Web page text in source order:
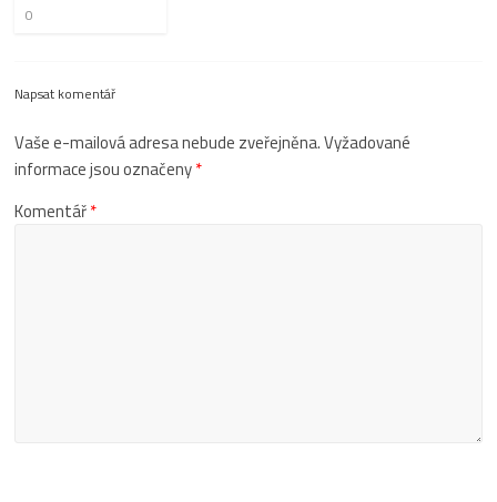
0
Napsat komentář
Vaše e-mailová adresa nebude zveřejněna.Vyžadované
informace jsou označeny*
Komentář*